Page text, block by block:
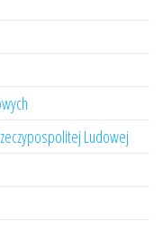
Ludowej